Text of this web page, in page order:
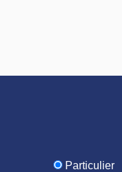
Particulier